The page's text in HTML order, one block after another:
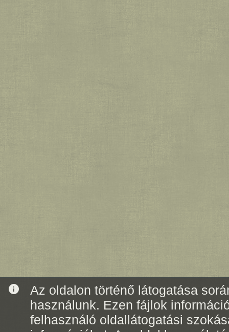
info
Az oldalon történő látogatása
használunk. Ezen fájlok
felhasználó oldallátogatási